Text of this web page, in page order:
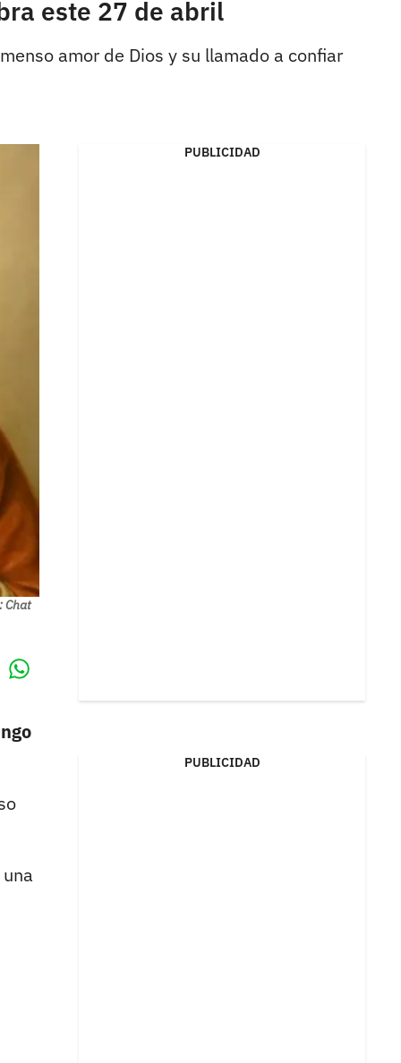
este 27 de abril
amor de Dios y su llamado a confiar
Chat
PUBLICIDAD
PUBLICIDAD